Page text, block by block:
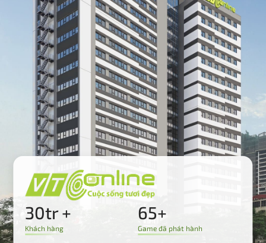
30tr +
Khách hàng
65+
Game đã phát hành